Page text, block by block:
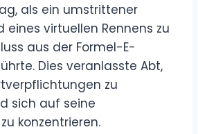
als ein umstrittener
eines virtuellen Rennens zu
aus der Formel-E-
Dies veranlasste Abt,
zu
sich auf seine
konzentrieren.